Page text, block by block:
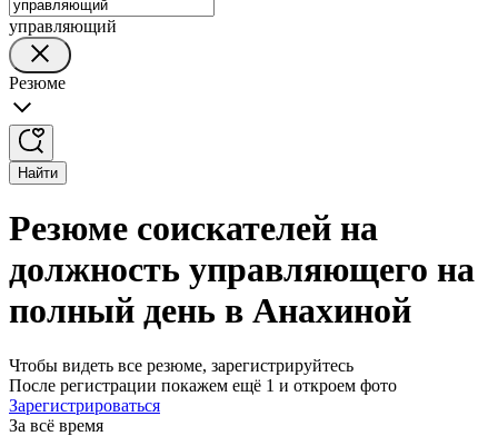
управляющий
Резюме
Найти
Резюме соискателей на
должность управляющего на
полный день в Анахиной
Чтобы видеть все резюме, зарегистрируйтесь
После регистрации покажем ещё 1 и откроем фото
Зарегистрироваться
За всё время